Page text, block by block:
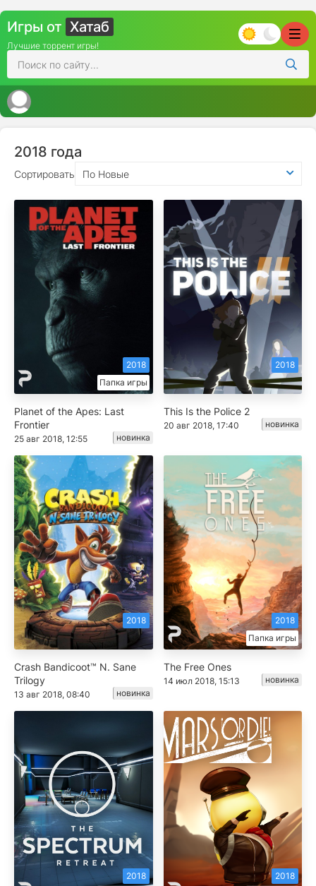
Игры от Хатаб
Лучшие торрент игры!
2018 года
Сортировать По Новые
Папка игры
2018
Planet of the Apes: Last
Frontier
25 авг 2018, 12:55 новинка
2018
This Is the Police 2
20 авг 2018, 17:40 новинка
2018
Crash Bandicoot™ N. Sane
Trilogy
13 авг 2018, 08:40 новинка
Папка игры
2018
The Free Ones
14 июл 2018, 15:13 новинка
2018 2018